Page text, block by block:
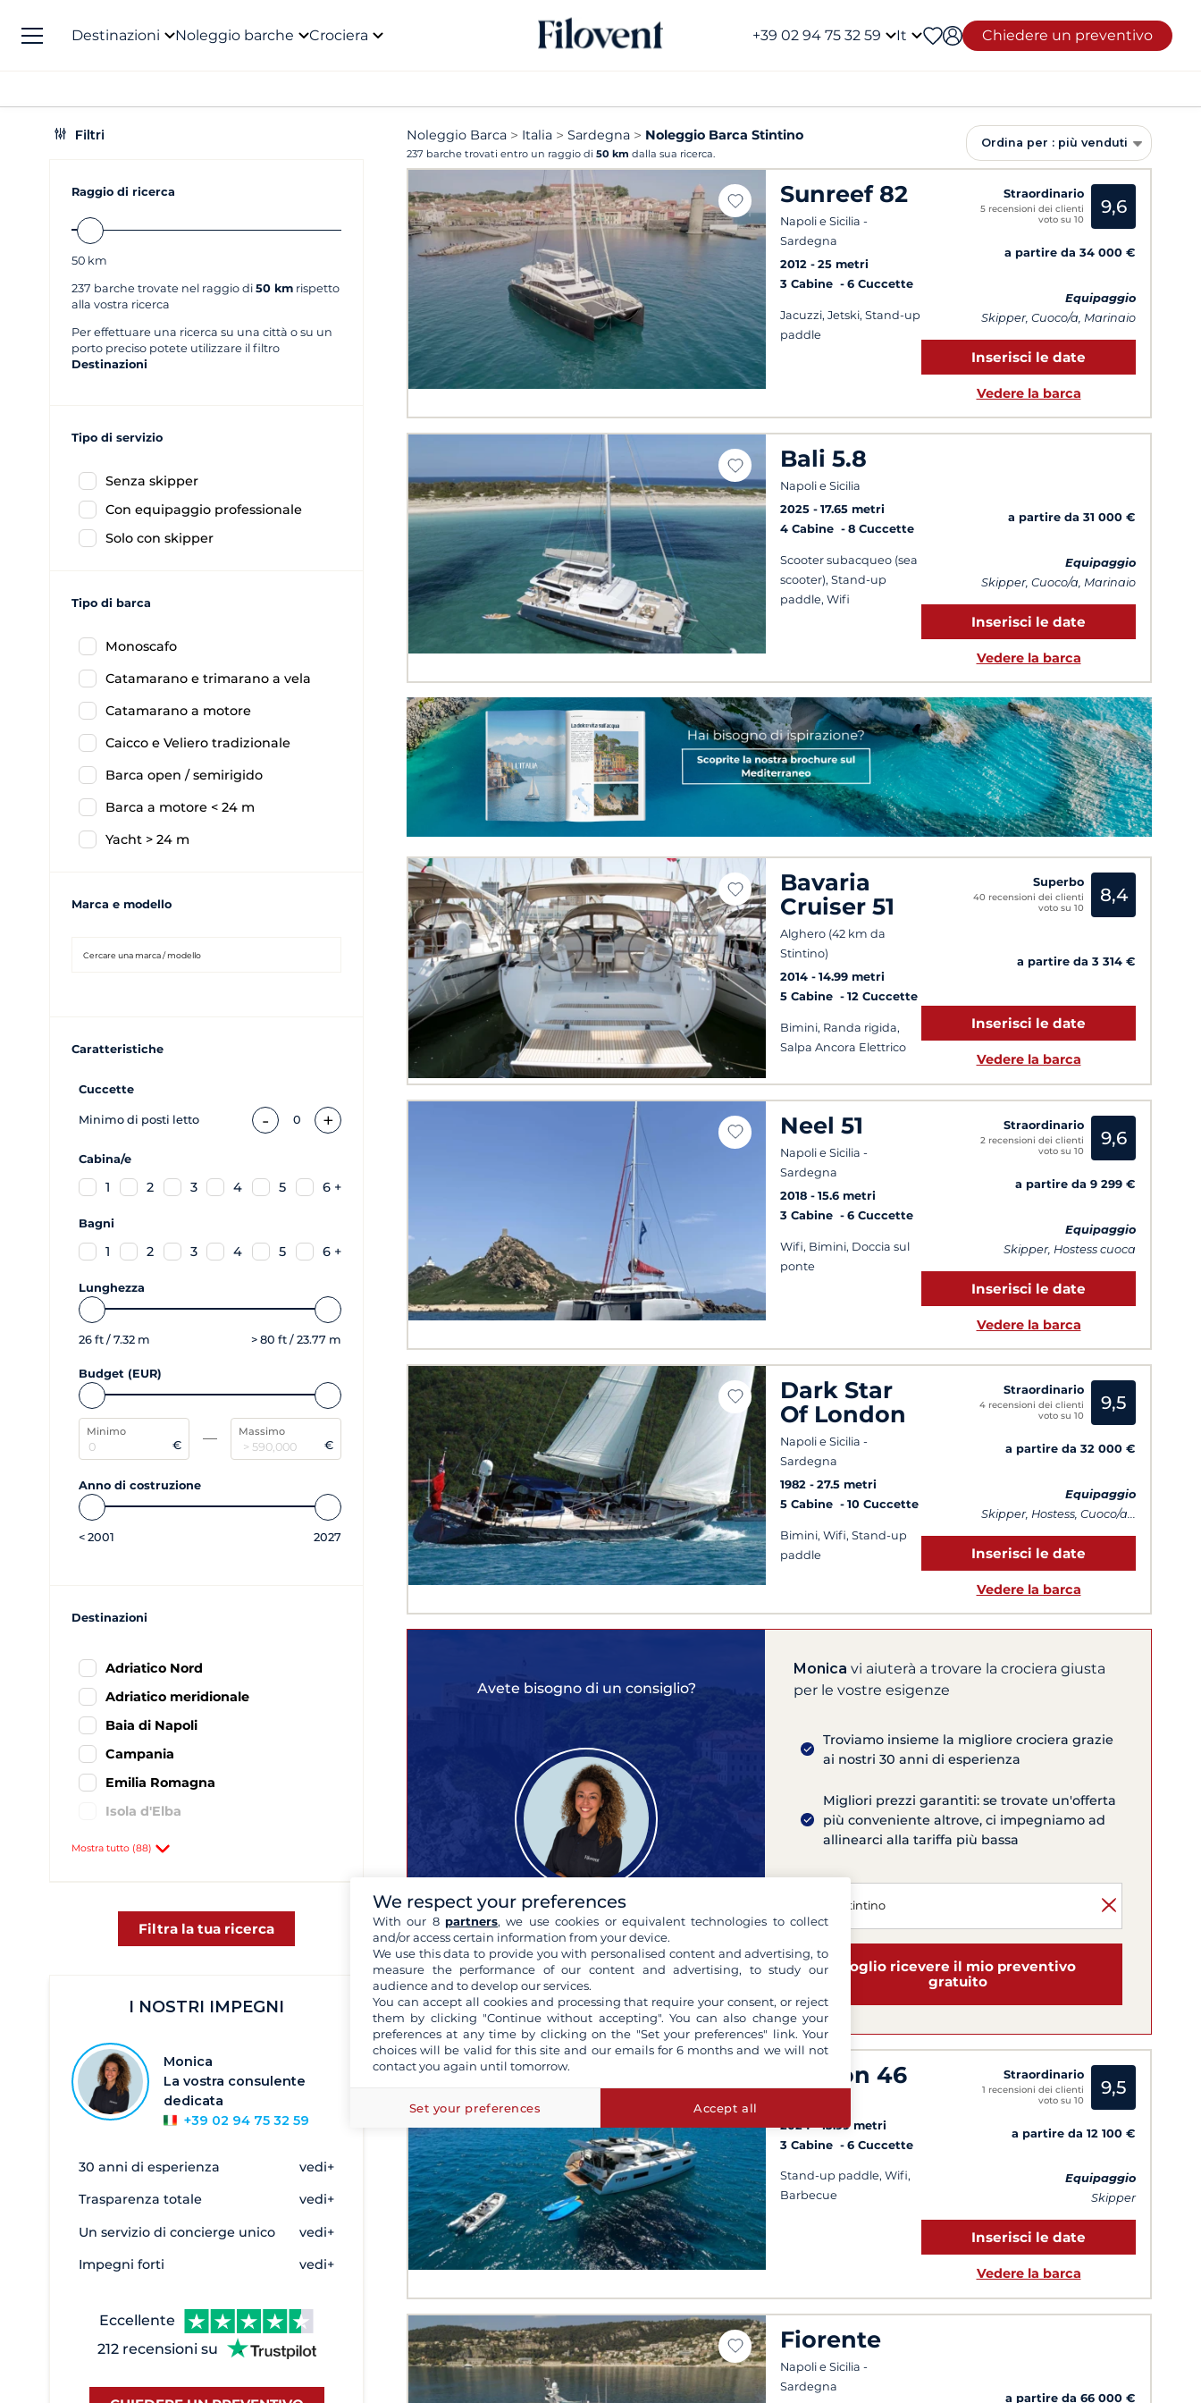
Destinazioni Noleggio barche Crociera +39 02 94 75 32 59 It Chiedere un preventivo
Filtri
Raggio di ricerca
50 km
237 barche trovate nel raggio di 50 km rispetto
alla vostra ricerca
Per effettuare una ricerca su una città o su un
porto preciso potete utilizzare il filtro
Destinazioni
Tipo di servizio
Senza skipper
Con equipaggio professionale
Solo con skipper
Tipo di barca
Monoscafo
Catamarano e trimarano a vela
Catamarano a motore
Caicco e Veliero tradizionale
Barca open / semirigido
Barca a motore < 24 m
Yacht > 24 m
Marca e modello
Caratteristiche
Cuccette
Minimo di posti letto - 0 +
Cabina/e
1 2 3 4 5 6 +
Bagni
1 2 3 4 5 6 +
Lunghezza
26 ft / 7.32 m > 80 ft / 23.77 m
Budget (EUR)
Minimo
€
Massimo
€
Anno di costruzione
< 2001 2027
Destinazioni
Adriatico Nord
Adriatico meridionale
Baia di Napoli
Campania
Emilia Romagna
Isola d'Elba
Italia Settentrionale - Liguria
Nord Sardegna
Puglia
Sardegna
Sardegna meridionale
Sicilia e Isole Eolie
Anzio
Argentario
Bari
Cagliari
Cala de Medici
Cannigione
Mostra tutto (88)
Filtra la tua ricerca
I NOSTRI IMPEGNI
Monica
La vostra consulente
dedicata
+39 02 94 75 32 59
30 anni di esperienza vedi+
Trasparenza totale vedi+
Un servizio di concierge unico vedi+
Impegni forti vedi+
Eccellente
212 recensioni su
Noleggio Barca Italia Sardegna Noleggio Barca Stintino
237 barche trovati entro un raggio di 50 km dalla sua ricerca.
Ordina per : più venduti
Sunreef 82
Napoli e Sicilia -
Sardegna
2012
25 metri
3 Cabine
6 Cuccette
Jacuzzi, Jetski, Stand-up
paddle
Straordinario
5 recensioni dei clienti
voto su 10
9,6
a partire da 34 000 €
Equipaggio
Skipper, Cuoco/a, Marinaio
Inserisci le date
Vedere la barca
Bali 5.8
Napoli e Sicilia
2025
17.65 metri
4 Cabine
8 Cuccette
Scooter subacqueo (sea
scooter), Stand-up
paddle, Wifi
a partire da 31 000 €
Equipaggio
Skipper, Cuoco/a, Marinaio
Inserisci le date
Vedere la barca
Bavaria
Cruiser 51
Alghero (42 km da
Stintino)
2014
14.99 metri
5 Cabine
12 Cuccette
Bimini, Randa rigida,
Salpa Ancora Elettrico
Superbo
40 recensioni dei clienti
voto su 10
8,4
a partire da 3 314 €
Inserisci le date
Vedere la barca
Neel 51
Napoli e Sicilia -
Sardegna
2018
15.6 metri
3 Cabine
6 Cuccette
Wifi, Bimini, Doccia sul
ponte
Straordinario
2 recensioni dei clienti
voto su 10
9,6
a partire da 9 299 €
Equipaggio
Skipper, Hostess cuoca
Inserisci le date
Vedere la barca
Dark Star
Of London
Napoli e Sicilia -
Sardegna
1982
27.5 metri
5 Cabine
10 Cuccette
Bimini, Wifi, Stand-up
paddle
Straordinario
4 recensioni dei clienti
voto su 10
9,5
a partire da 32 000 €
Equipaggio
Skipper, Hostess, Cuoco/a...
Inserisci le date
Vedere la barca
Avete bisogno di un consiglio?
Monica
esperta delle tue crociere
Monica vi aiuterà a trovare la crociera giusta
per le vostre esigenze
Troviamo insieme la migliore crociera grazie
ai nostri 30 anni di esperienza
Migliori prezzi garantiti: se trovate un'offerta
più conveniente altrove, ci impegniamo ad
allinearci alla tariffa più bassa
Voglio ricevere il mio preventivo
gratuito
Lagoon 46
2024
13.99 metri
3 Cabine
6 Cuccette
Stand-up paddle, Wifi,
Barbecue
Straordinario
1 recensioni dei clienti
voto su 10
9,5
a partire da 12 100 €
Equipaggio
Skipper
Inserisci le date
Vedere la barca
Fiorente
Napoli e Sicilia -
Sardegna
a partire da 66 000 €
We respect your preferences
With our 8 partners, we use cookies or equivalent technologies to collect
and/or access certain information from your device.
We use this data to provide you with personalised content and advertising, to
measure the performance of our content and advertising, to study our
audience and to develop our services.
You can accept all cookies and processing that require your consent, or reject
them by clicking "Continue without accepting". You can also change your
preferences at any time by clicking on the "Set your preferences" link. Your
choices will be valid for this site and our emails for 6 months and we will not
contact you again until tomorrow.
Set your preferences Accept all